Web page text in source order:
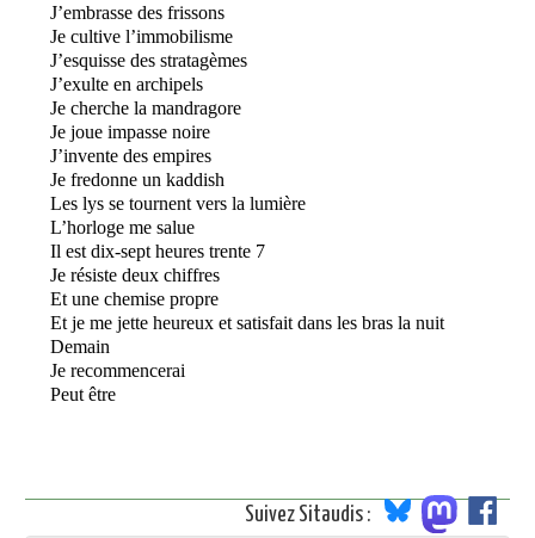
J’embrasse des frissons
Je cultive l’immobilisme
J’esquisse des stratagèmes
J’exulte en archipels
Je cherche la mandragore
Je joue impasse noire
J’invente des empires
Je fredonne un kaddish
Les lys se tournent vers la lumière
L’horloge me salue
Il est dix-sept heures trente 7
Je résiste deux chiffres
Et une chemise propre
Et je me jette heureux et satisfait dans les bras la nuit
Demain
Je recommencerai
Peut être
Suivez Sitaudis :